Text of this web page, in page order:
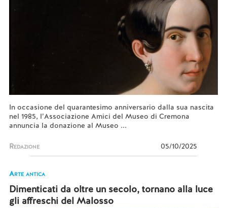
In occasione del quarantesimo anniversario dalla sua nascita
nel 1985, l’Associazione Amici del Museo di Cremona
annuncia la donazione al Museo ...
Redazione 05/10/2025
Arte antica
Dimenticati da oltre un secolo, tornano alla luce
gli affreschi del Malosso